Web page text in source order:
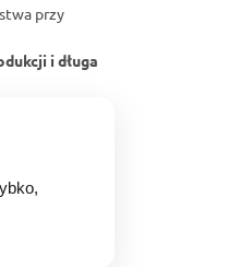
przy
i długa